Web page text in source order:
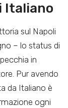
Italiano
sul Napoli
– lo status di
in
Pur avendo
da Italiano è
ogni